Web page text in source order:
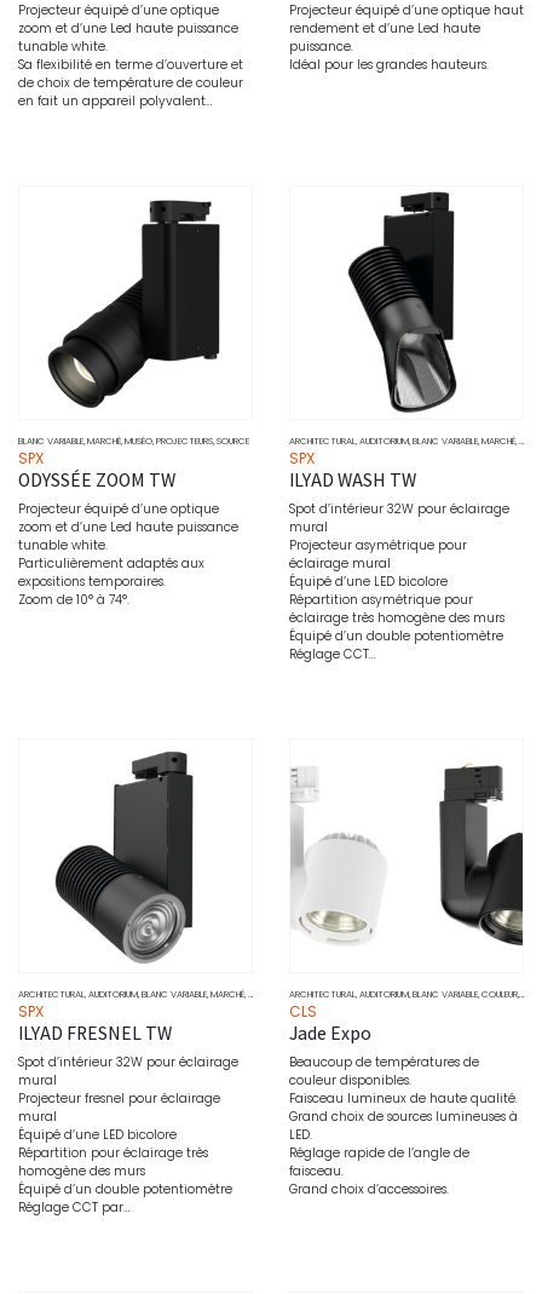
Projecteur équipé d’une optique
zoom et d’une Led haute puissance
tunable white.
Sa flexibilité en terme d’ouverture et
de choix de température de couleur
en fait un appareil polyvalent…
Projecteur équipé d’une optique haut
rendement et d’une Led haute
puissance.
Idéal pour les grandes hauteurs.
BLANC VARIABLE,MARCHÉ,MUSÉO,PROJECTEURS,SOURCE
SPX
ODYSSÉE ZOOM TW
Projecteur équipé d’une optique
zoom et d’une Led haute puissance
tunable white.
Particulièrement adaptés aux
expositions temporaires.
Zoom de 10° à 74°.
ARCHITECTURAL,AUDITORIUM,BLANC VARIABLE,MARCHÉ,
SPX
ILYAD WASH TW
Spot d’intérieur 32W pour éclairage
mural
Projecteur asymétrique pour
éclairage mural
Équipé d’une LED bicolore
Répartition asymétrique pour
éclairage très homogène des murs
Équipé d’un double potentiomètre
Réglage CCT…
ARCHITECTURAL,AUDITORIUM,BLANC VARIABLE,MARCHÉ,MUSÉO PROJECTEURS,SOURCE,WALL WASHER
SPX
ILYAD FRESNEL TW
Spot d’intérieur 32W pour éclairage
mural
Projecteur fresnel pour éclairage
mural
Équipé d’une LED bicolore
Répartition pour éclairage très
homogène des murs
Équipé d’un double potentiomètre
Réglage CCT par…
ARCHITECTURAL,AUDITORIUM,BLANC VARIABLE,COULEUR,
CLS
Jade Expo
Beaucoup de températures de
couleur disponibles.
Faisceau lumineux de haute qualité.
Grand choix de sources lumineuses à
LED.
Réglage rapide de l’angle de
faisceau.
Grand choix d’accessoires.